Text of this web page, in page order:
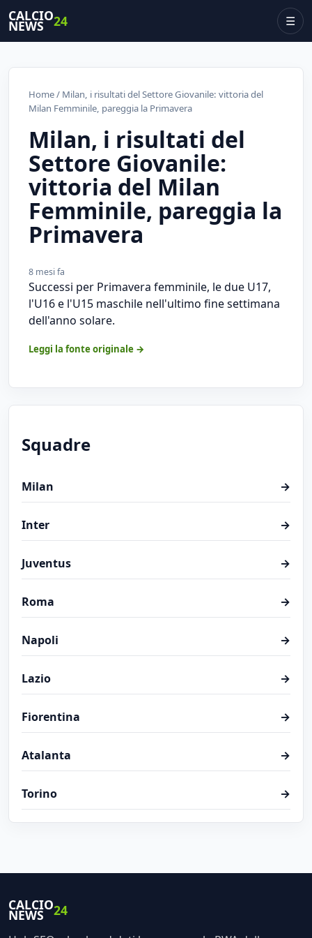
CALCIO
NEWS 24 ☰
Home/ Milan, i risultati del Settore Giovanile: vittoria del
Milan Femminile, pareggia la Primavera
Milan, i risultati del
Settore Giovanile:
vittoria del Milan
Femminile, pareggia la
Primavera
8 mesi fa
Successi per Primavera femminile, le due U17,
l'U16 e l'U15 maschile nell'ultimo fine settimana
dell'anno solare.
Leggi la fonte originale →
Squadre
Milan →
Inter →
Juventus →
Roma →
Napoli →
Lazio →
Fiorentina →
Atalanta →
Torino →
CALCIO
NEWS 24